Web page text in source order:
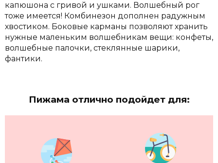
капюшона с гривой и ушками. Волшебный рог
тоже имеется! Комбинезон дополнен радужным
хвостиком. Боковые карманы позволяют хранить
нужные маленьким волшебникам вещи: конфеты,
волшебные палочки, стеклянные шарики,
фантики.
Пижама отлично подойдет для: